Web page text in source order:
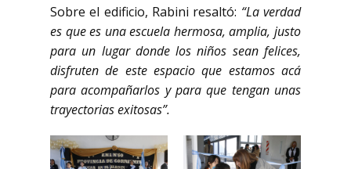
Sobre el edificio, Rabini resaltó: “La verdad
es que es una escuela hermosa, amplia, justo
para un lugar donde los niños sean felices,
disfruten de este espacio que estamos acá
para acompañarlos y para que tengan unas
trayectorias exitosas”.